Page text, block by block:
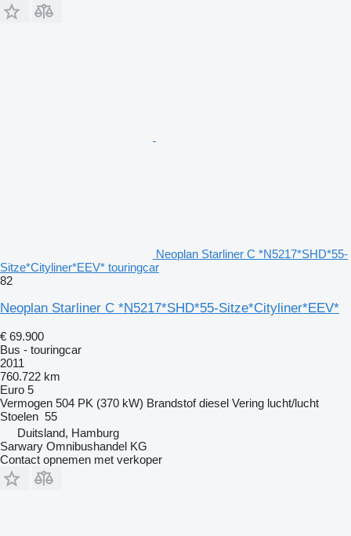
Neoplan Starliner C *N5217*SHD*55-
Sitze*Cityliner*EEV* touringcar
82
Neoplan Starliner C *N5217*SHD*55-Sitze*Cityliner*EEV*
€ 69.900
Bus - touringcar
2011
760.722 km
Euro 5
Vermogen 504 PK (370 kW) Brandstof diesel Vering lucht/lucht
Stoelen 55
Duitsland, Hamburg
Sarwary Omnibushandel KG
Contact opnemen met verkoper